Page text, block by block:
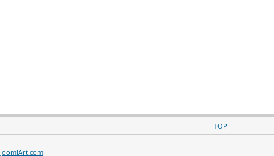
TOP
JoomlArt.com.